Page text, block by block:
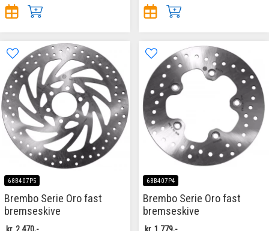
68B407P5
Brembo Serie Oro fast
bremseskive
kr 2.470,-
68B407P4
Brembo Serie Oro fast
bremseskive
kr 1.779,-